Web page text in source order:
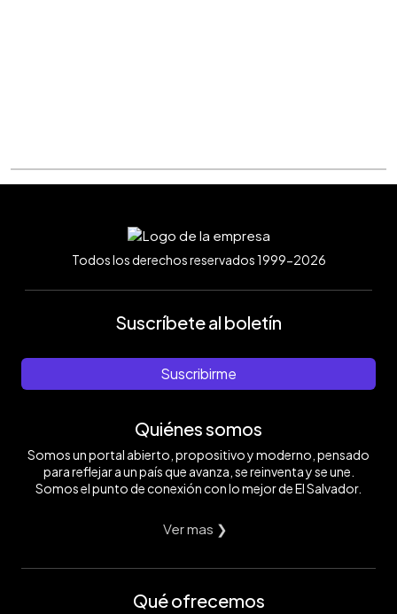
Todos los derechos reservados 1999-2026
Suscríbete al boletín
Suscribirme
Quiénes somos
Somos un portal abierto, propositivo y moderno, pensado
para reflejar a un país que avanza, se reinventa y se une.
Somos el punto de conexión con lo mejor de El Salvador.
Ver mas ❯
Qué ofrecemos